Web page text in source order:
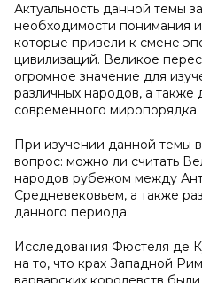
Актуальность данной темы
необходимости понимания
которые привели к смене
цивилизаций. Великое
огромное значение для
различных народов, а также
современного миропорядка.
При изучении данной темы
вопрос: можно ли считать
народов рубежом между
Средневековьем, а также
данного периода.
Исследования Фюстеля де
на то, что крах Западной